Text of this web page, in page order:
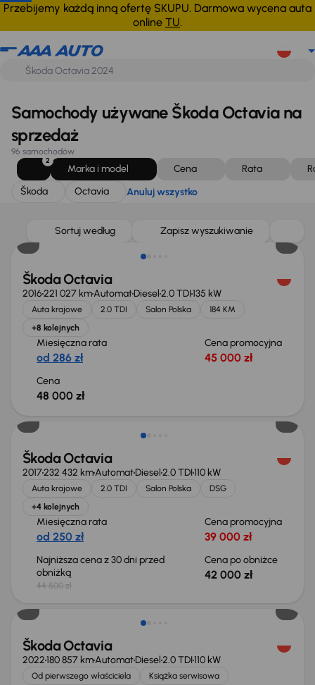
Przebijemy każdą inną ofertę SKUPU. Darmowa wycena auta
online TU.
Škoda Octavia Anuluj wszystko
Samochody używane Škoda Octavia na
sprzedaż
96 samochodów
2
Marka i model Cena Rata
Škoda
Octavia Anuluj wszystko
Sortuj według Zapisz wyszukiwanie
Škoda Octavia
2016221 027 kmAutomatDiesel2.0 TDI135 kW
Auta krajowe 2.0 TDI Salon Polska
184 KM
+8 kolejnych
Miesięczna rata
od 286 zł
Cena promocyjna
45 000 zł
Cena
48 000 zł
Taniej o 2 500 zł
Škoda Octavia
2017232 432 kmAutomatDiesel2.0 TDI110 kW
Auta krajowe 2.0 TDI Salon Polska
DSG
+4 kolejnych
Miesięczna rata
od 250 zł
Cena promocyjna
39 000 zł
Najniższa cena z 30 dni przed
obniżką
44 500 zł
Cena po obniżce
42 000 zł
Świeżo skupione
Škoda Octavia
2022180 857 kmAutomatDiesel2.0 TDI110 kW
Od pierwszego właściciela
Książka serwisowa